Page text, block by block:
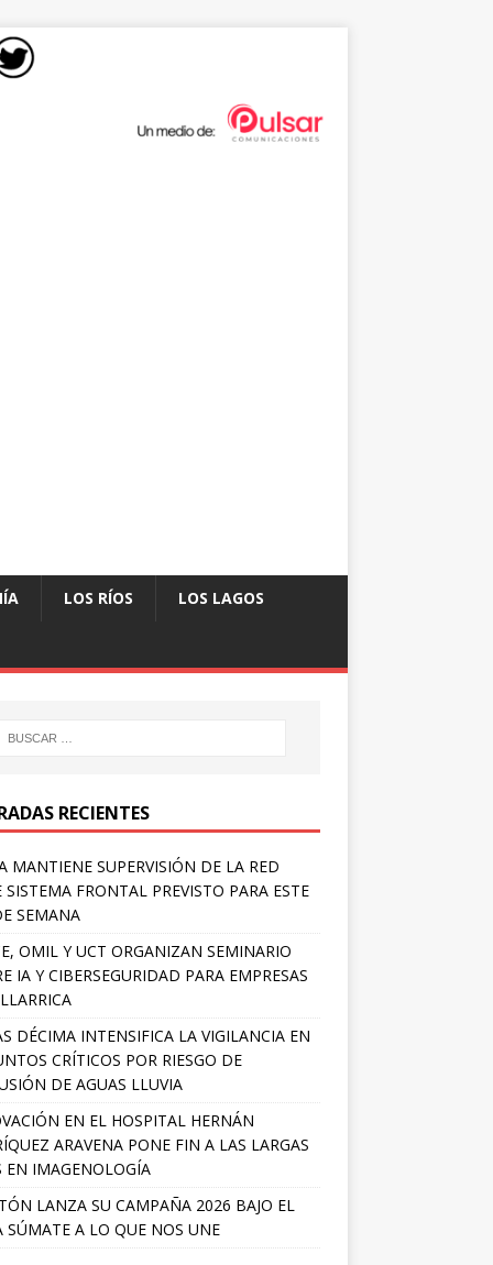
LOS RÍOS LOS LAGOS
RECIENTES
MANTIENE SUPERVISIÓN DE LA RED
SISTEMA FRONTAL PREVISTO PARA ESTE
SEMANA
OMIL Y UCT ORGANIZAN SEMINARIO
IA Y CIBERSEGURIDAD PARA EMPRESAS
DÉCIMA INTENSIFICA LA VIGILANCIA EN
CRÍTICOS POR RIESGO DE
DE AGUAS LLUVIA
EN EL HOSPITAL HERNÁN
ARAVENA PONE FIN A LAS LARGAS
EN IMAGENOLOGÍA
LANZA SU CAMPAÑA 2026 BAJO EL
SÚMATE A LO QUE NOS UNE